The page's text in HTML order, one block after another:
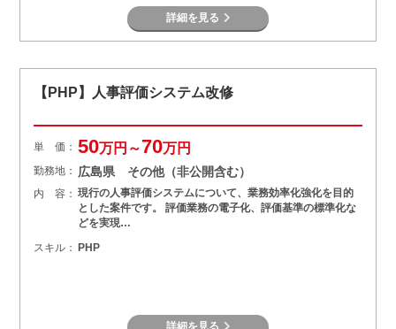
詳細を見る
【PHP】人事評価システム改修
単 価： 50万円～70万円
勤務地： 広島県 その他（非公開含む）
内 容： 現行の人事評価システムについて、業務効率化強化を目的
とした案件です。 評価業務の電子化、評価基準の標準化な
どを実現…
スキル： PHP
詳細を見る